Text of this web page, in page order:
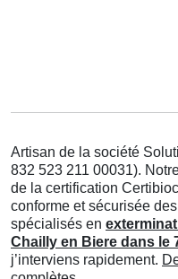
Artisan de la société
832 523 211 00031).
de la certification
conforme et sécurisée
spécialisés en
Chailly en Biere dans le
j’interviens rapidement.